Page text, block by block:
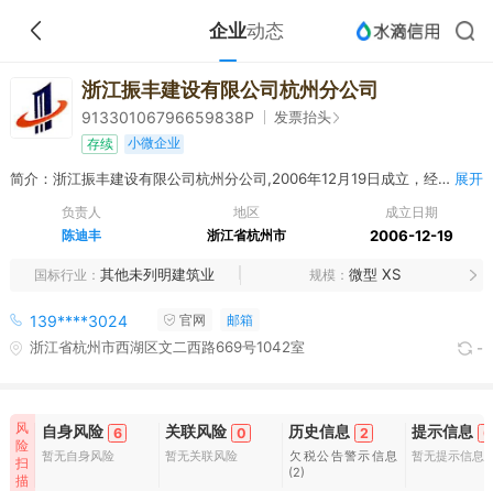
企业动态
浙江振丰建设有限公司杭州分公司
91330106796659838P 发票抬头
存续 小微企业
简介：浙江振丰建设有限公司杭州分公司,2006年12月19日成立，经营范围包括为总公司承接业务。 展开
负责人
陈迪丰
地区
浙江省杭州市
成立日期
2006-12-19
国标行业 其他未列明建筑业 规模 微型 XS
139****3024 官网 邮箱
浙江省杭州市西湖区文二西路669号1042室 -
风
险
扫
描
自身风险 6
暂无自身风险
关联风险 0
暂无关联风险
历史信息 2
欠税公告警示信息
(2)
提示信息 0
暂无提示信息